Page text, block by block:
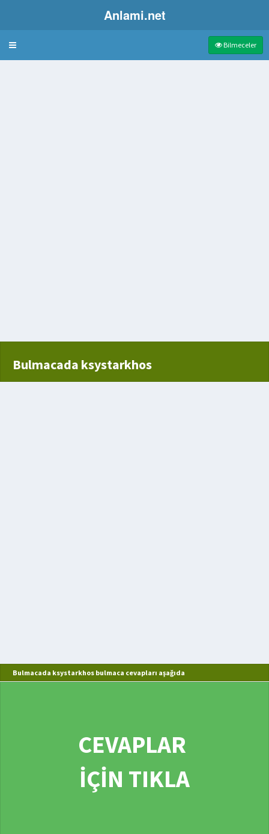
Anlami.net
Bulmaca Bilmeceler
Bulmacada ksystarkhos
Bulmacada ksystarkhos bulmaca cevapları aşağıda
CEVAPLAR
İÇİN TIKLA